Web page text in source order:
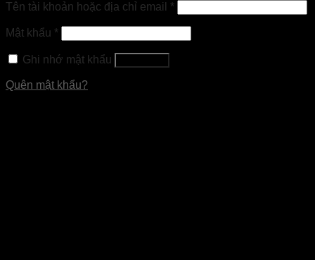
Tên tài khoản hoặc địa chỉ email *
Mật khẩu *
Ghi nhớ mật khẩu
Quên mật khẩu?